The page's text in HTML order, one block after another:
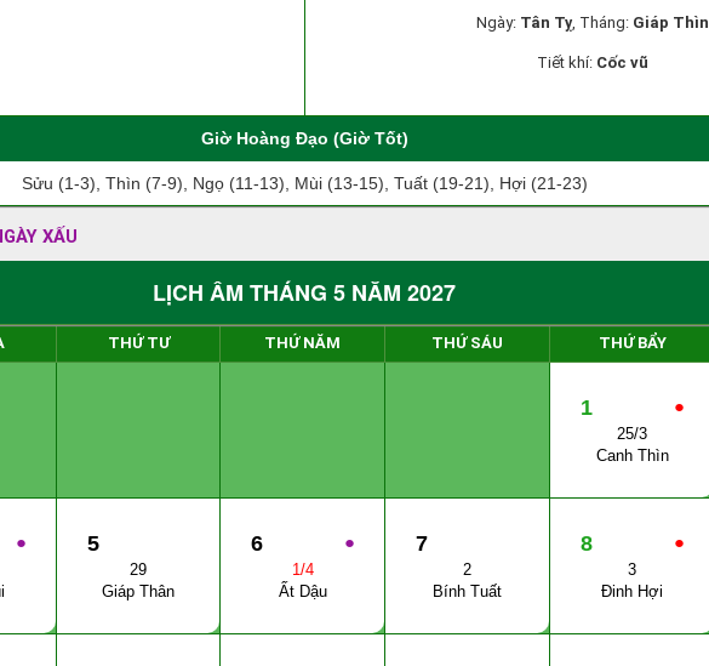
Ngày: Tân Tỵ, Tháng: Giáp Thìn
Tiết khí: Cốc vũ
Giờ Hoàng Đạo (Giờ Tốt)
Sửu (1-3), Thìn (7-9), Ngọ (11-13), Mùi (13-15), Tuất (19-21), Hợi (21-23)
XẤU
LỊCH ÂM THÁNG 5 NĂM 2027
THỨ TƯ THỨ NĂM THỨ SÁU THỨ BẨY
●
1
25/3
Canh Thìn
● 5
29
Giáp Thân
●
6
1/4
Ất Dậu
7
2
Bính Tuất
●
8
3
Đinh Hợi